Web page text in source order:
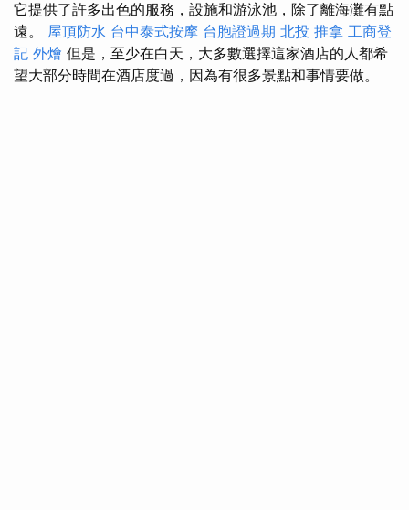
它提供了許多出色的服務，設施和游泳池，除了離海灘有點
遠。 屋頂防水 台中泰式按摩 台胞證過期 北投 推拿 工商登
記 外燴 但是，至少在白天，大多數選擇這家酒店的人都希
望大部分時間在酒店度過，因為有很多景點和事情要做。